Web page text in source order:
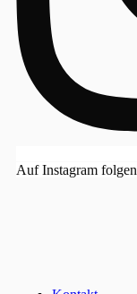
Auf Instagram folgen